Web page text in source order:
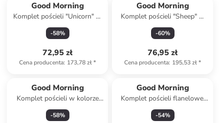
Good Morning
Komplet pościeli "Unicorn" w
kolorze zielono-różowym
-58%
72,95 zł
Cena producenta: 173,78 zł*
Good Morning
Komplet pościeli "Sheep" w
kolorze granatowym
-60%
76,95 zł
Cena producenta: 195,53 zł*
Good Morning
Komplet pościeli w kolorze
pomarańczowym ze wzorem
-58%
Good Morning
Komplet pościeli flanelowej
"Chevy" w kolorze
jasnobrązowo-beżowym
-54%